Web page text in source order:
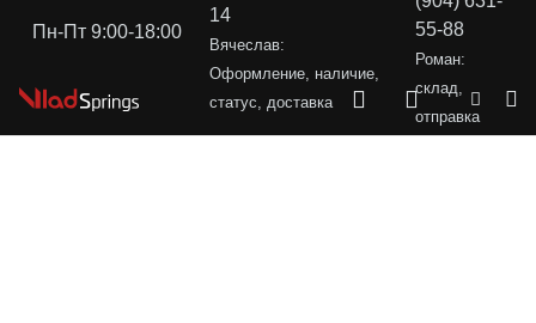
Пн-Пт 9:00-18:00
14
Вячеслав:
Оформление, наличие,
статус, доставка
55-88
Роман:
склад,
отправка